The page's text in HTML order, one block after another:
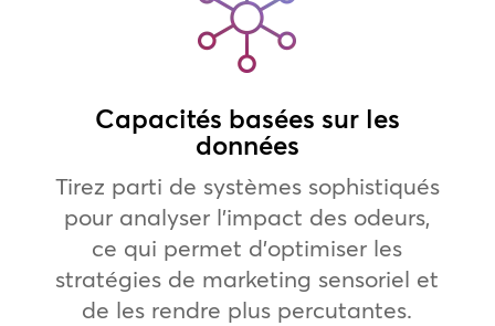
Capacités basées sur les
données
Tirez parti de systèmes sophistiqués
pour analyser l’impact des odeurs,
ce qui permet d’optimiser les
stratégies de marketing sensoriel et
de les rendre plus percutantes.